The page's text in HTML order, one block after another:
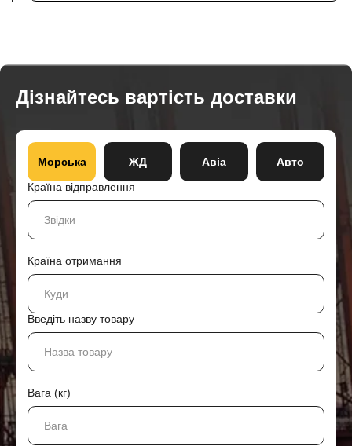
Дізнайтесь вартість доставки
Морська ЖД Авіа
Авто
Країна відправлення
Країна отримання
Введіть назву товару
Вага (кг)